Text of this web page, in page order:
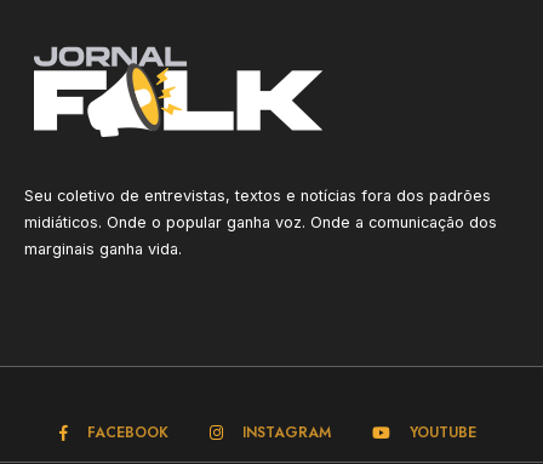
Seu coletivo de entrevistas, textos e notícias fora dos padrões
midiáticos. Onde o popular ganha voz. Onde a comunicação dos
marginais ganha vida.
FACEBOOK INSTAGRAM YOUTUBE